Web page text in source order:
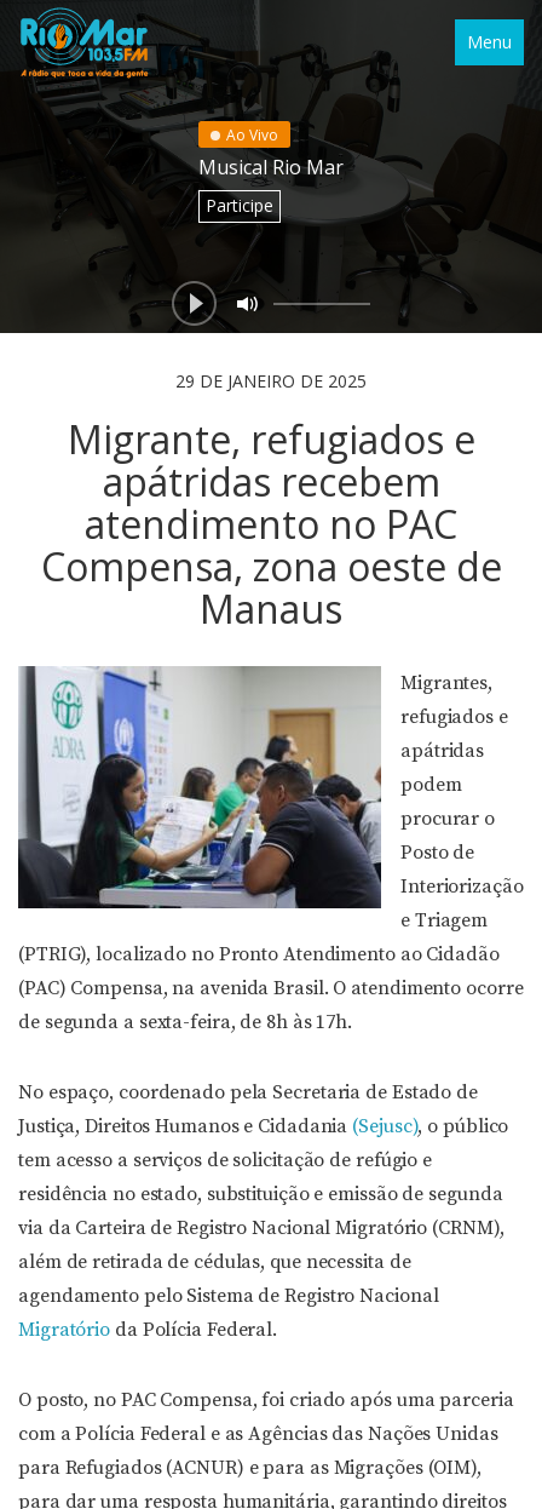
Menu
Ao Vivo
Musical Rio Mar
Participe
29 DE JANEIRO DE 2025
Migrante, refugiados e
apátridas recebem
atendimento no PAC
Compensa, zona oeste de
Manaus
Migrantes,
refugiados e
apátridas
podem
procurar o
Posto de
Interiorização
e Triagem
(PTRIG), localizado no Pronto Atendimento ao Cidadão
(PAC) Compensa, na avenida Brasil. O atendimento ocorre
de segunda a sexta-feira, de 8h às 17h.
No espaço, coordenado pela Secretaria de Estado de
Justiça, Direitos Humanos e Cidadania (Sejusc), o público
tem acesso a serviços de solicitação de refúgio e
residência no estado, substituição e emissão de segunda
via da Carteira de Registro Nacional Migratório (CRNM),
além de retirada de cédulas, que necessita de
agendamento pelo Sistema de Registro Nacional
Migratório da Polícia Federal.
O posto, no PAC Compensa, foi criado após uma parceria
com a Polícia Federal e as Agências das Nações Unidas
para Refugiados (ACNUR) e para as Migrações (OIM),
para dar uma resposta humanitária, garantindo direitos